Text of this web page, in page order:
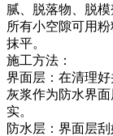
腻、脱落物、脱模
所有小空隙可用
抹平。
施工方法：
界面层：在清理
灰浆作为防水界
实。
防水层：界面层